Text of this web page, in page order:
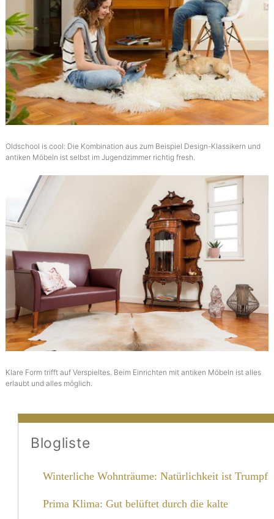
Oldschool is cool: Die Kombination aus zum Beispiel Design-Klassikern und
antiken Möbeln ist selbst im Jugendzimmer richtig fresh.
Klare Form trifft auf Verspieltes. Beim Einrichten mit antiken Möbeln ist alles
erlaubt und alles möglich.
Blogliste
Winterliche Wohnträume: Natürlichkeit ist Trumpf
Prima Klima: Gut belüftet durch die kalte